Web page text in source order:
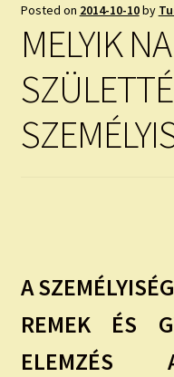
NAPI ASZTROLÓGIA
KÉRJ EGY
ISMERJ MEG!
TAROT ELEMZÉS
AJÁNDÉKOKKAL!
Posted on 2014-10-10by
MELYIK
A
REMEK ÉS
ELEMZÉS